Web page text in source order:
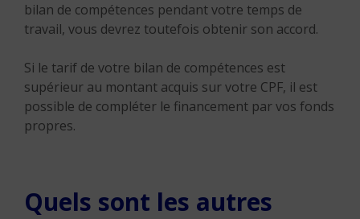
bilan de compétences pendant votre temps de
travail, vous devrez toutefois obtenir son accord.
Si le tarif de votre bilan de compétences est
supérieur au montant acquis sur votre CPF, il est
possible de compléter le financement par vos fonds
propres.
Quels sont les autres